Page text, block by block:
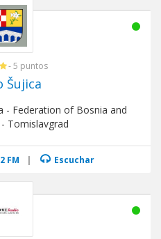
- 5 puntos
Šujica
- Federation of Bosnia and
Tomislavgrad
FM | Escuchar